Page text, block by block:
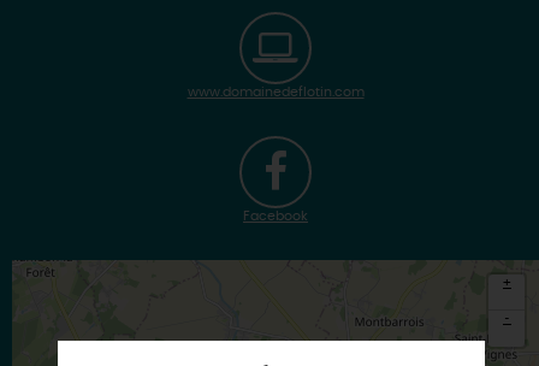
www.domainedeflotin.com
Facebook
+
-